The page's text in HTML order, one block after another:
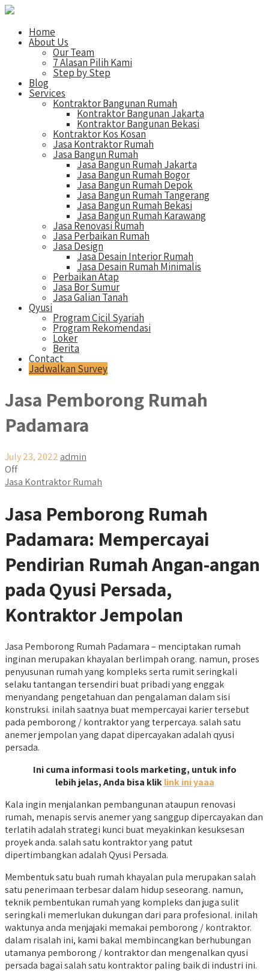
Home
About Us
Our Team
7 Alasan Pilih Kami
Step by Step
Blog
Services
Kontraktor Bangunan Rumah
Kontraktor Bangunan Jakarta
Kontraktor Bangunan Bekasi
Kontraktor Kos Kosan
Jasa Kontraktor Rumah
Jasa Bangun Rumah
Jasa Bangun Rumah Jakarta
Jasa Bangun Rumah Bogor
Jasa Bangun Rumah Depok
Jasa Bangun Rumah Tangerang
Jasa Bangun Rumah Bekasi
Jasa Bangun Rumah Karawang
Jasa Renovasi Rumah
Jasa Perbaikan Rumah
Jasa Design
Jasa Desain Interior Rumah
Jasa Desain Rumah Minimalis
Perbaikan Atap
Jasa Bor Sumur
Jasa Galian Tanah
Qyusi
Program Cicil Syariah
Program Rekomendasi
Loker
Berita
Contact
Jadwalkan Survey
Jasa Pemborong Rumah
Padamara
July 23, 2022 admin
Off
Jasa Kontraktor Rumah
Jasa Pemborong Rumah
Padamara: Mempercayai
Pendirian Rumah Angan-angan
pada Qyusi Persada,
Kontraktor Jempolan
Jasa Pemborong Rumah Padamara – menciptakan rumah
inginan merupakan khayalan berlimpah orang. namun, proses
penyusunan rumah yang kompleks serta rumit seringkali
selaku tantangan tersendiri buat pribadi yang enggak
menyandang pengetahuan dan pengalaman dalam sisi
konstruksi. inilah saatnya buat mempercayai karier tersebut
pada pemborong / kontraktor yang terpercaya. salah satu
anemer jempolan yang dapat dipercayakan adalah qyusi
persada.
Ini cuma informasi tools marketing, untuk info
lebih jelas, Anda bisa kliklink ini yaaa
Kala ingin menjalankan pembangunan ataupun renovasi
rumah, menapis servis anemer yang sanggup dipercayakan dan
terlatih adalah strategi kunci buat meyakinkan kesuksesan
proyek anda. salah satu kontraktor yang patut
dipertimbangkan adalah Qyusi Persada.
Membentuk satu buah rumah khayalan pula merupakan salah
satu penerimaan terbesar dalam hidup seseorang. namun,
teknik pembentukan rumah yang kompleks dan juga sulit
seringkali memerlukan dukungan dari para profesional. inilah
waktunya anda menjajaki memakai pemborong / kontraktor.
dalam risalah ini, kami bakal membincangkan berhubungan
utamanya pemborong / kontraktor dan mengenalkan qyusi
persada bagai salah satu kontraktor paling baik di industri ini.